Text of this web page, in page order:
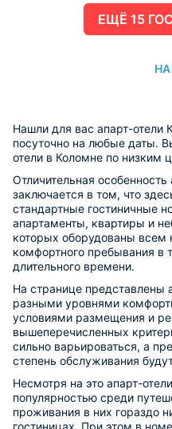
ЕЩË
Нашли для вас апарт-
посуточно на любые даты.
отели в Коломне по низким
Отличительная
заключается в том, что
стандартные гостиничные
апартаменты, квартиры и
которых оборудованы
комфортного пребывания в
длительного времени.
На странице представлены
разными уровнями
условиями размещения и
вышеперечисленных
сильно варьироваться, а
степень обслуживания
Несмотря на это апарт-
популярностью среди
проживания в них гораздо
гостиницах. При этом в